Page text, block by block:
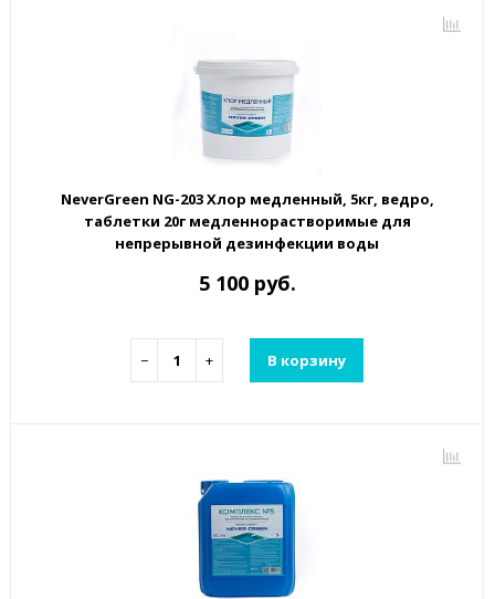
NeverGreen NG-203 Хлор медленный, 5кг, ведро,
таблетки 20г медленнорастворимые для
непрерывной дезинфекции воды
5 100 руб.
− + В корзину